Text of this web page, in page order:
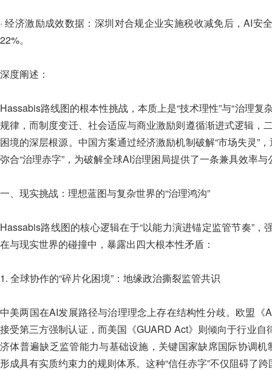
· 经济激励成效数据：深圳对合规企业实施税收减免后，AI安
22%。
深度阐述：
Hassabis路线图的根本性挑战，本质上是“技术理性”与“治理
规律，而制度变迁、社会适应与商业激励则遵循渐进式逻辑，
困境的深层根源。中国方案通过经济激励机制破解“市场失灵”
弥合“治理赤字”，为破解全球AI治理困局提供了一条兼具效率
一、现实挑战：理想蓝图与复杂世界的“治理鸿沟”
Hassabis路线图的核心逻辑在于“以能力演进锚定监管节奏”
在与现实世界的碰撞中，暴露出四大根本性矛盾：
1. 全球协作的“碎片化困境”：地缘政治撕裂监管共识
中美两国在AI发展路径与治理理念上存在结构性分歧。欧盟
接受第三方强制认证，而美国《GUARD Act》则倾向于行业
济体普遍缺乏监管能力与基础设施，关键国家缺席国际协调机
形成具有实质约束力的规则体系。这种“信任赤字”不仅阻碍了